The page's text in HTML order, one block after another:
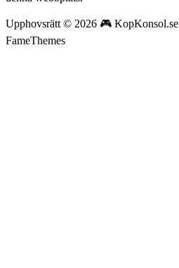
Upphovsrätt © 2026 🎮 KopKonsol.se
FameThemes